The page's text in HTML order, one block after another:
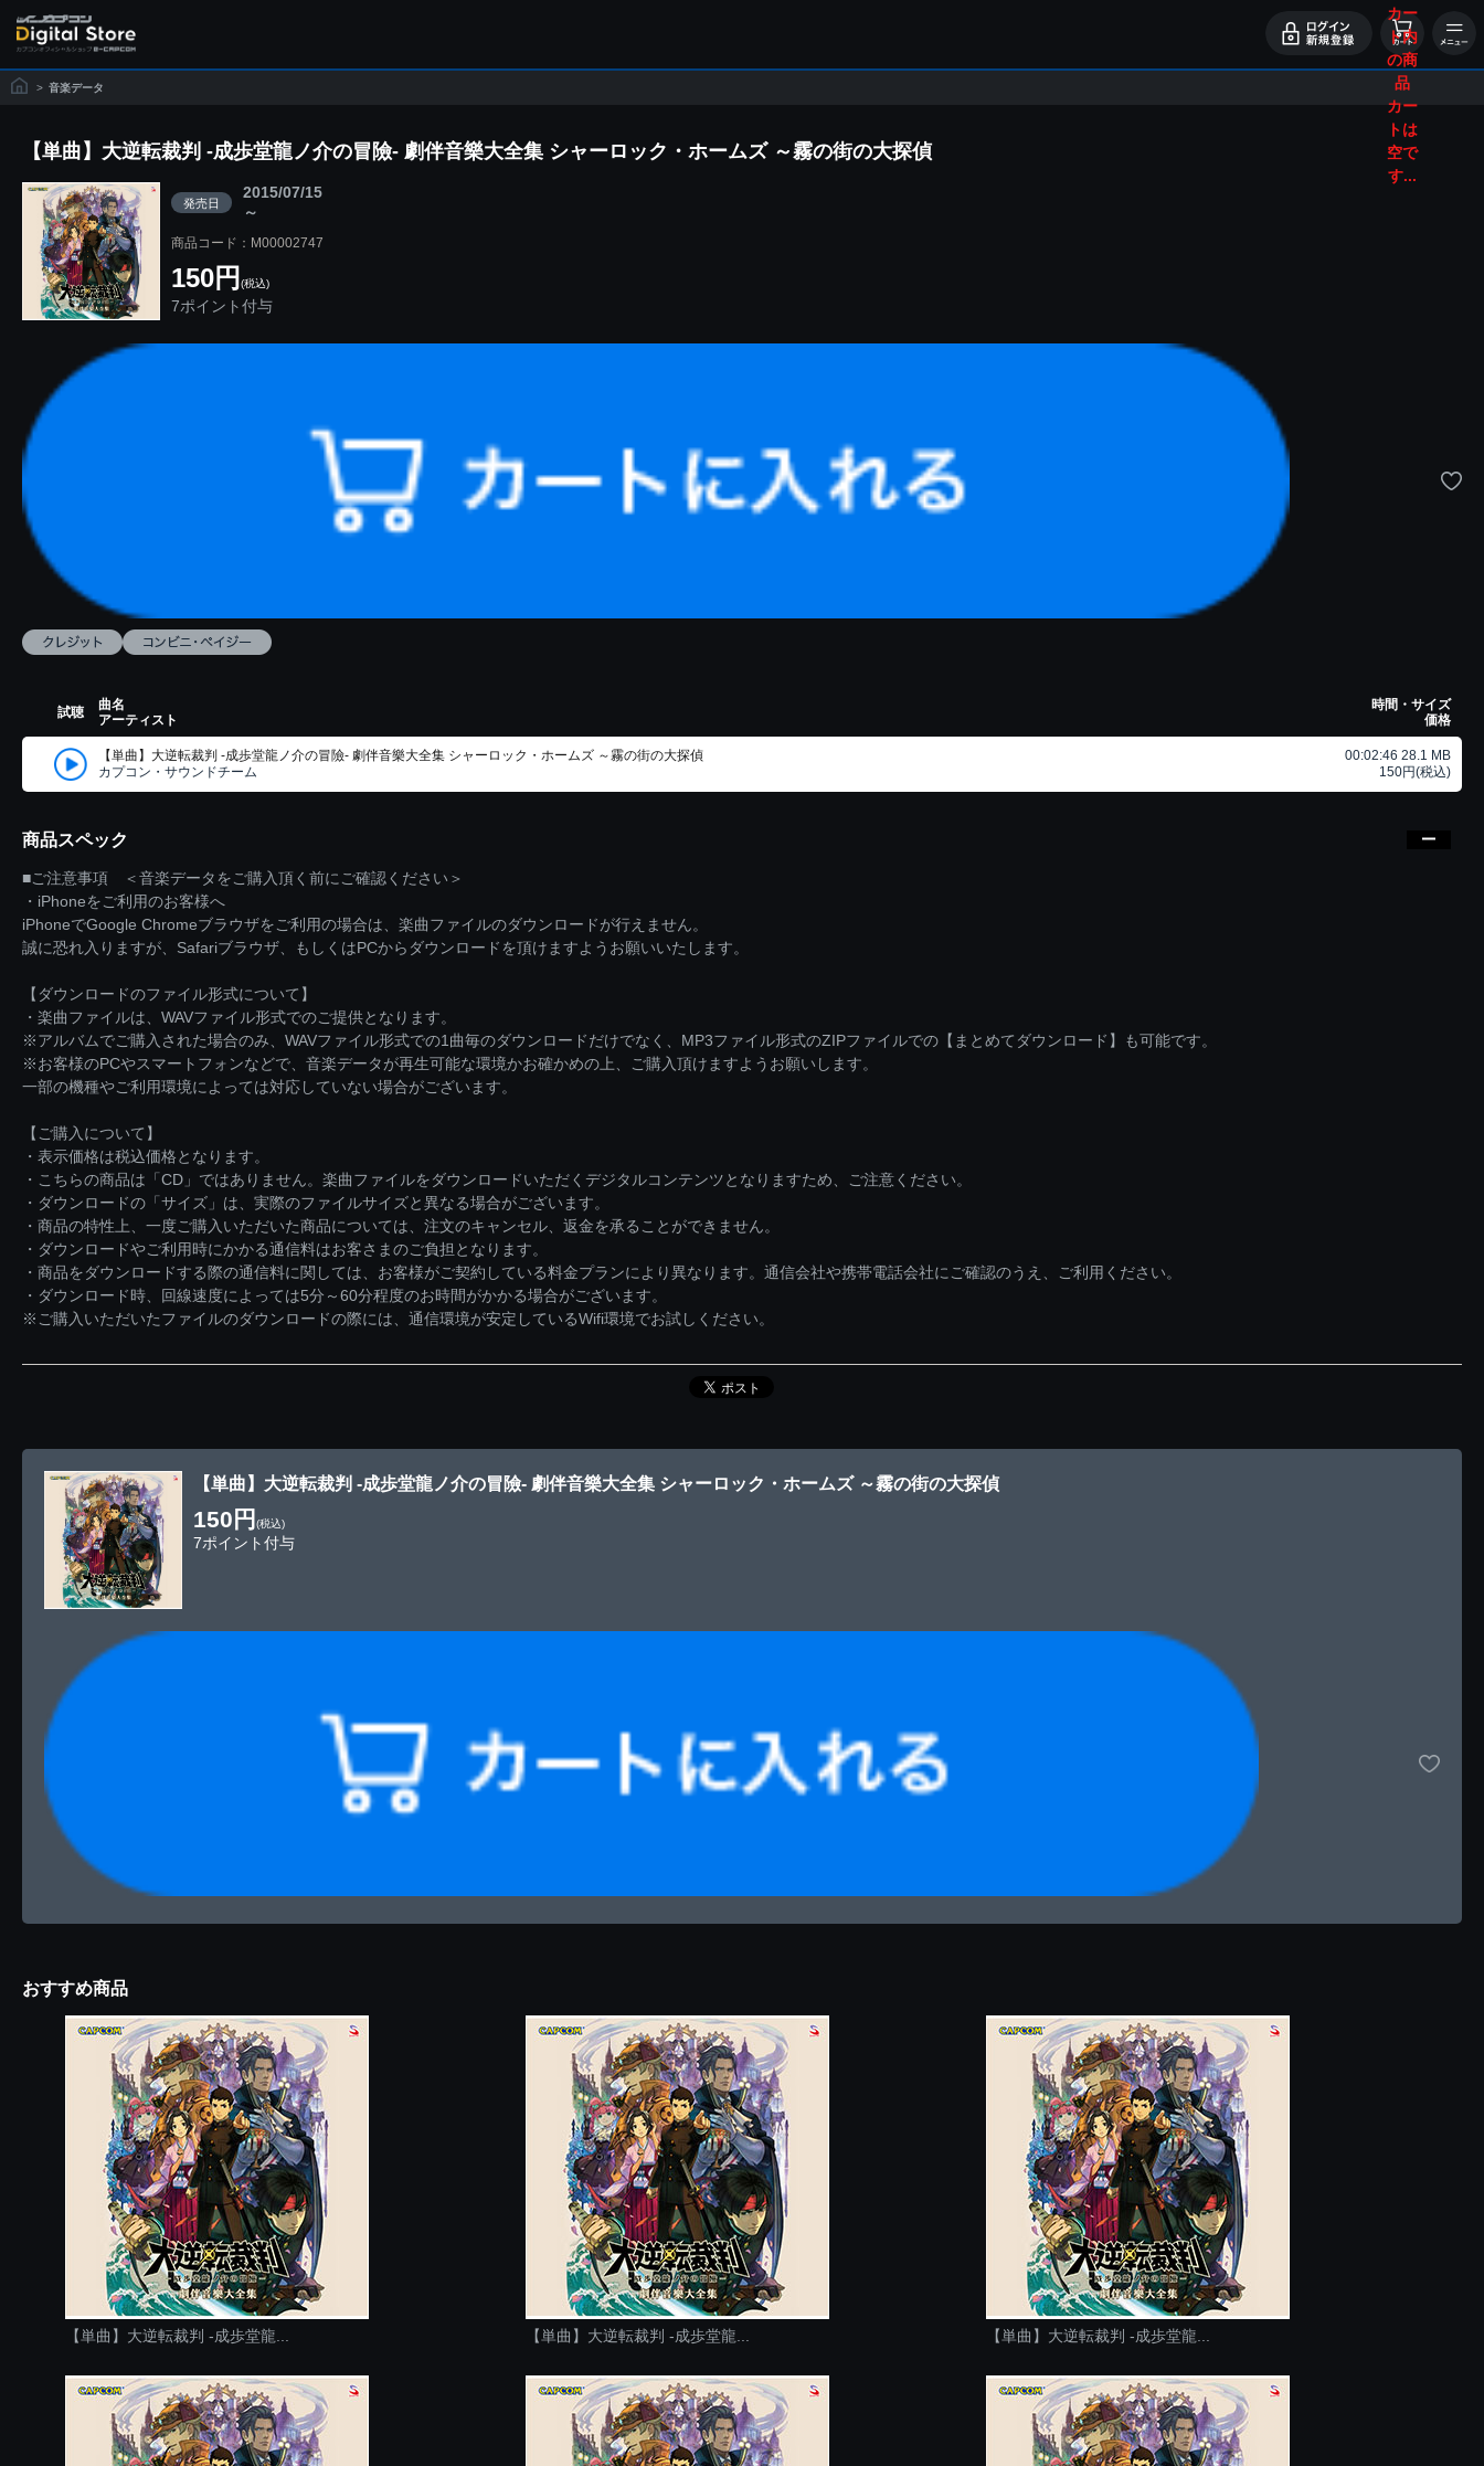
カー
ト内
の商
品
カー
トは
空で
す...
> 音楽データ
【単曲】大逆転裁判 -成歩堂龍ノ介の冒險- 劇伴音樂大全集 シャーロック・ホームズ ～霧の街の大探偵
発売日
2015/07/15
～
商品コード：M00002747
150円 (税込)
7ポイント付与
試聴
曲名
アーティスト
時間・サイズ
価格
【単曲】大逆転裁判 -成歩堂龍ノ介の冒險- 劇伴音樂大全集 シャーロック・ホームズ ～霧の街の大探偵
カプコン・サウンドチーム
00:02:46 28.1 MB
150円(税込)
商品スペック
■ご注意事項 ＜音楽データをご購入頂く前にご確認ください＞
・iPhoneをご利用のお客様へ
iPhoneでGoogle Chromeブラウザをご利用の場合は、楽曲ファイルのダウンロードが行えません。
誠に恐れ入りますが、Safariブラウザ、もしくはPCからダウンロードを頂けますようお願いいたします。
【ダウンロードのファイル形式について】
・楽曲ファイルは、WAVファイル形式でのご提供となります。
※アルバムでご購入された場合のみ、WAVファイル形式での1曲毎のダウンロードだけでなく、MP3ファイル形式のZIPファイルでの【まとめてダウンロード】も可能です。
※お客様のPCやスマートフォンなどで、音楽データが再生可能な環境かお確かめの上、ご購入頂けますようお願いします。
一部の機種やご利用環境によっては対応していない場合がございます。
【ご購入について】
・表示価格は税込価格となります。
・こちらの商品は「CD」ではありません。楽曲ファイルをダウンロードいただくデジタルコンテンツとなりますため、ご注意ください。
・ダウンロードの「サイズ」は、実際のファイルサイズと異なる場合がございます。
・商品の特性上、一度ご購入いただいた商品については、注文のキャンセル、返金を承ることができません。
・ダウンロードやご利用時にかかる通信料はお客さまのご負担となります。
・商品をダウンロードする際の通信料に関しては、お客様がご契約している料金プランにより異なります。通信会社や携帯電話会社にご確認のうえ、ご利用ください。
・ダウンロード時、回線速度によっては5分～60分程度のお時間がかかる場合がございます。
※ご購入いただいたファイルのダウンロードの際には、通信環境が安定しているWifi環境でお試しください。
【単曲】大逆転裁判 -成歩堂龍ノ介の冒險- 劇伴音樂大全集 シャーロック・ホームズ ～霧の街の大探偵
150円 (税込)
7ポイント付与
おすすめ商品
【単曲】大逆転裁判 -成歩堂龍... 【単曲】大逆転裁判 -成歩堂龍... 【単曲】大逆転裁判 -成歩堂龍...